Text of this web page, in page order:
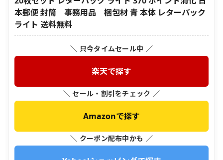
本郵便 封筒 事務用品 梱包材 青 本体 レターパック
ライト 送料無料
＼ 只今タイムセール中 ／
楽天で探す
＼ セール・割引をチェック ／
Amazonで探す
＼ クーポン配布中かも ／